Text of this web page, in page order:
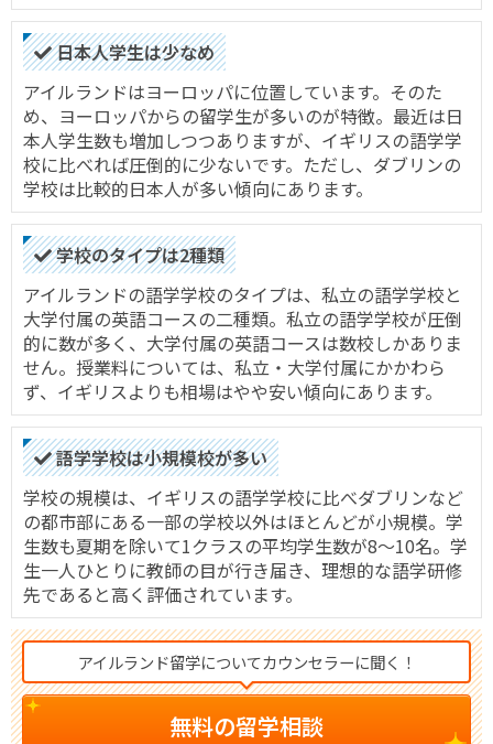
日本人学生は少なめ
アイルランドはヨーロッパに位置しています。そのた
め、ヨーロッパからの留学生が多いのが特徴。最近は日
本人学生数も増加しつつありますが、イギリスの語学学
校に比べれば圧倒的に少ないです。ただし、ダブリンの
学校は比較的日本人が多い傾向にあります。
学校のタイプは2種類
アイルランドの語学学校のタイプは、私立の語学学校と
大学付属の英語コースの二種類。私立の語学学校が圧倒
的に数が多く、大学付属の英語コースは数校しかありま
せん。授業料については、私立・大学付属にかかわら
ず、イギリスよりも相場はやや安い傾向にあります。
語学学校は小規模校が多い
学校の規模は、イギリスの語学学校に比べダブリンなど
の都市部にある一部の学校以外はほとんどが小規模。学
生数も夏期を除いて1クラスの平均学生数が8～10名。学
生一人ひとりに教師の目が行き届き、理想的な語学研修
先であると高く評価されています。
アイルランド留学についてカウンセラーに聞く！
無料の留学相談